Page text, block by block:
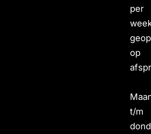
per
op
t/m